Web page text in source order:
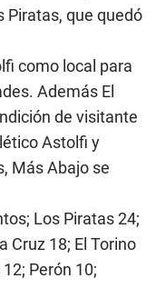
Piratas, que quedó
como local para
Además El
de visitante
Astolfi y
Más Abajo se
Los Piratas 24;
Cruz 18; El Torino
Perón 10;